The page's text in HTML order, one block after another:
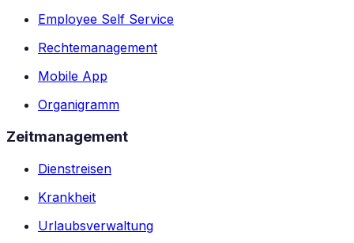
Employee Self Service
Rechtemanagement
Mobile App
Organigramm
Zeitmanagement
Dienstreisen
Krankheit
Urlaubsverwaltung